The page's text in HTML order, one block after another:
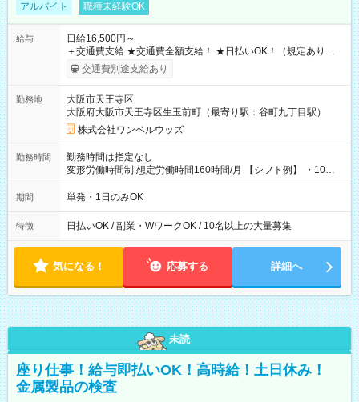
アルバイト 職種未経験OK
給与
日給16,500円～
＋交通費支給 ★交通費全額支給！ ★日払いOK！（規定あり） ┗
働いたその日に現金GET♪ お仕事後はコンビニATMから 日払
交通費別途支給あり
勤務地
大阪市天王寺区
大阪府大阪市天王寺区生玉前町（最寄り駅：谷町九丁目駅）
株式会社ワンベルウッズ
勤務時間
勤務時間は指定なし
変形労働時間制 想定労働時間160時間/月 【シフト例】 ・10：
00～20：00
期間 単発・1日のみOK
特徴 日払いOK / 副業・WワークOK / 10名以上の大量募集
気になる！ 応募する 詳細へ
未読
座り仕事！給与即払いOK！高時給！土日休み！
金属製品の検査